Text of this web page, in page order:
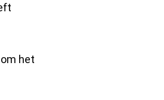
het